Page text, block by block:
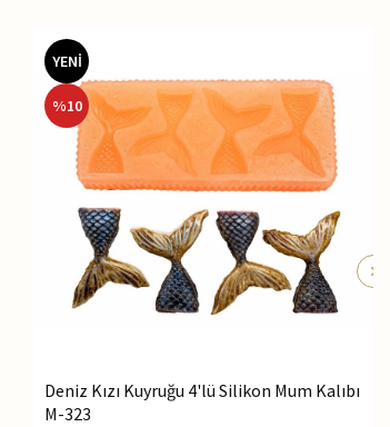
YENİ
%10
Deniz Kızı Kuyruğu 4'lü Silikon Mum Kalıbı
M-323